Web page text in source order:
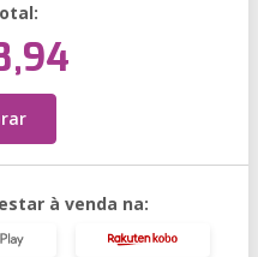
à venda na: